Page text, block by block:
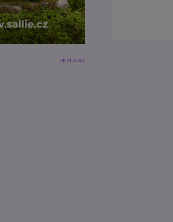
REKLAMA